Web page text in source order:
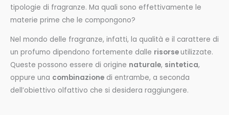
tipologie di fragranze. Ma quali sono effettivamente le
materie prime che le compongono?
Nel mondo delle fragranze, infatti, la qualità e il carattere di
un profumo dipendono fortemente dalle risorseutilizzate.
Queste possono essere di origine naturale, sintetica,
oppure una combinazione di entrambe, a seconda
dell’obiettivo olfattivo che si desidera raggiungere.